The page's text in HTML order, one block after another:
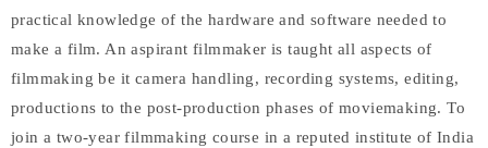
practical knowledge of the hardware and software needed to
make a film. An aspirant filmmaker is taught all aspects of
filmmaking be it camera handling, recording systems, editing,
productions to the post-production phases of moviemaking. To
join a two-year filmmaking course in a reputed institute of India